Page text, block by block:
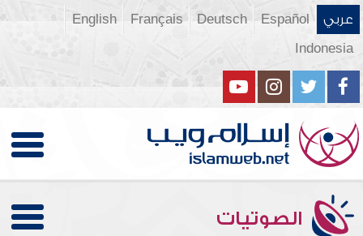
عربي Español
Deutsch
Français
English
Indonesia
الصوتيات